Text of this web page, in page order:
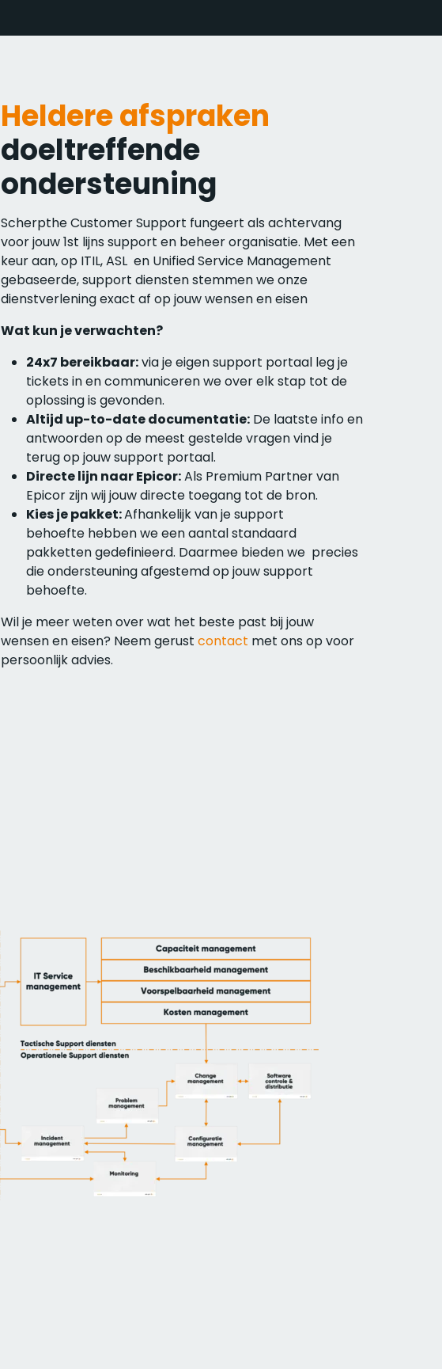
Heldere afspraken
doeltreffende
ondersteuning
Scherpthe Customer Support fungeert als achtervang
voor jouw 1st lijns support en beheer organisatie. Met een
keur aan, op ITIL, ASL en Unified Service Management
gebaseerde, support diensten stemmen we onze
dienstverlening exact af op jouw wensen en eisen
Wat kun je verwachten?
24x7 bereikbaar:via je eigen support portaal leg je
tickets in en communiceren we over elk stap tot de
oplossing is gevonden.
Altijd up-to-date documentatie: De laatste info en
antwoorden op de meest gestelde vragen vind je
terug op jouw support portaal.
Directe lijn naar Epicor:Als Premium Partner van
Epicor zijn wij jouw directe toegang tot de bron.
Kies je pakket:Afhankelijk van je support
behoefte hebben we een aantal standaard
pakketten gedefinieerd. Daarmee bieden we precies
die ondersteuning afgestemd op jouw support
behoefte.
Wil je meer weten over wat het beste past bij jouw
wensen en eisen? Neem gerustcontact met ons op voor
persoonlijk advies.